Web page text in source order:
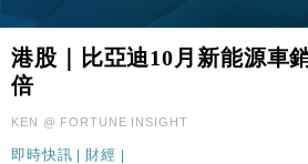
港股｜比亞迪10月新能源車
倍
KEN @ FORTUNE INSIGHT
即時快訊 | 財經 |